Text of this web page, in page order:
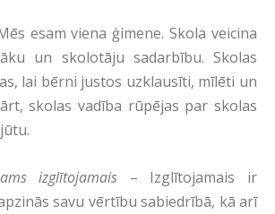
esam viena ģimene. Skola veicina
un skolotāju sadarbību. Skolas
lai bērni justos uzklausīti, mīlēti un
skolas vadība rūpējas par skolas
izglītojamais – Izglītojamais ir
savu vērtību sabiedrībā, kā arī